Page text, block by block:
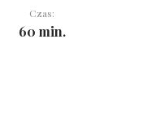
Czas:
60 min.